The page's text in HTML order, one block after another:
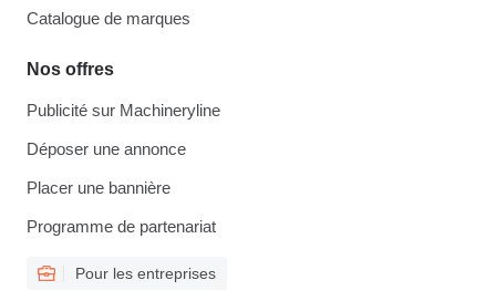
Catalogue de marques
Nos offres
Publicité sur Machineryline
Déposer une annonce
Placer une bannière
Programme de partenariat
Pour les entreprises